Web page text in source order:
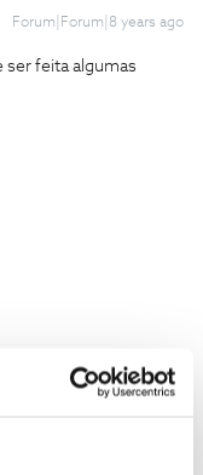
Forum|Forum|8 years ago
ser feita algumas